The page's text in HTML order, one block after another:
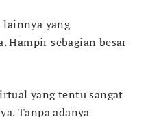
lainnya yang
Hampir sebagian besar
yang tentu sangat
Tanpa adanya